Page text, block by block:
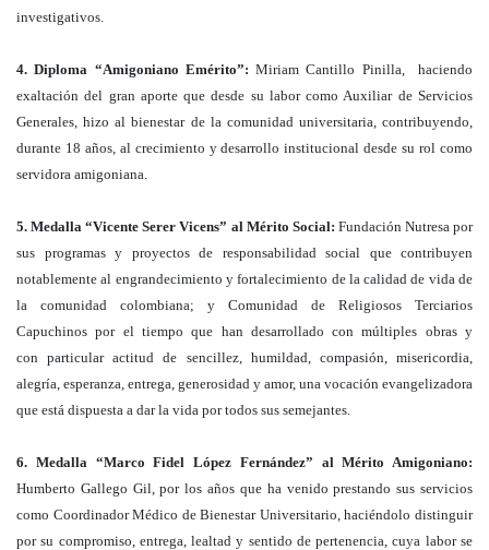
investigativos.
4. Diploma “Amigoniano Emérito”: Miriam Cantillo Pinilla, haciendo
exaltación del gran aporte que desde su labor como Auxiliar de Servicios
Generales, hizo al bienestar de la comunidad universitaria, contribuyendo,
durante 18 años, al crecimiento y desarrollo institucional desde su rol como
servidora amigoniana.
5. Medalla “Vicente Serer Vicens” al Mérito Social: Fundación Nutresa por
sus programas y proyectos de responsabilidad social que contribuyen
notablemente al engrandecimiento y fortalecimiento de la calidad de vida de
la comunidad colombiana; y Comunidad de Religiosos Terciarios
Capuchinos por el tiempo que han desarrollado con múltiples obras y
con particular actitud de sencillez, humildad, compasión, misericordia,
alegría, esperanza, entrega, generosidad y amor, una vocación evangelizadora
que está dispuesta a dar la vida por todos sus semejantes.
6. Medalla “Marco Fidel López Fernández” al Mérito Amigoniano:
Humberto Gallego Gil, por los años que ha venido prestando sus servicios
como Coordinador Médico de Bienestar Universitario, haciéndolo distinguir
por su compromiso, entrega, lealtad y sentido de pertenencia, cuya labor se